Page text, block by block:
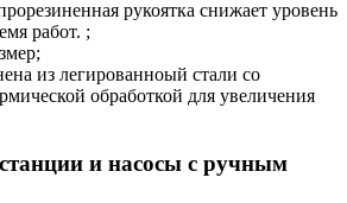
рукоятка cнижает уровень
работ. ;
из легированноый стали со
обработкой для увеличения
и насосы с ручным